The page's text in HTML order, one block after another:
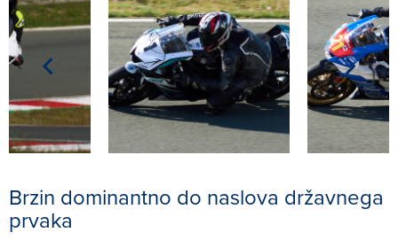
Brzin dominantno do naslova državnega
prvaka